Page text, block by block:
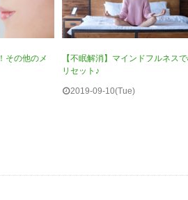
その他のメ
【不眠解消】マインドフルネス
リセット♪
2019-09-10(Tue)